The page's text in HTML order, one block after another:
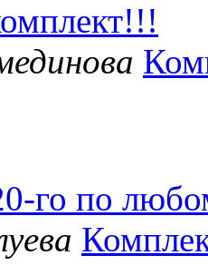
го по